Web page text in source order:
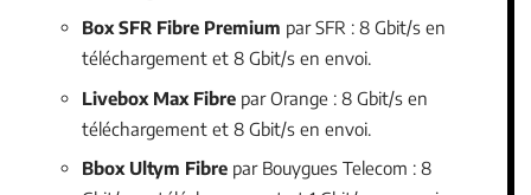
Box SFR Fibre Premium par SFR : 8 Gbit/s en
téléchargement et 8 Gbit/s en envoi.
Livebox Max Fibre par Orange : 8 Gbit/s en
téléchargement et 8 Gbit/s en envoi.
Bbox Ultym Fibre par Bouygues Telecom : 8